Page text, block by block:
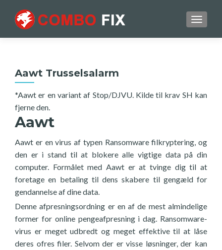
Aawt Trusselsalarm
*Aawt er en variant af Stop/DJVU. Kilde til krav SH kan
fjerne den.
Aawt
Aawt er en virus af typen Ransomware filkryptering, og
den er i stand til at blokere alle vigtige data på din
computer. Formålet med Aawt er at tvinge dig til at
foretage en betaling til dens skabere til gengæld for
gendannelse af dine data.
Denne afpresningsordning er en af de mest almindelige
former for online pengeafpresning i dag. Ransomware-
virus er meget udbredt og meget effektive til at låse
deres ofres filer. Selvom der er visse løsninger, der kan